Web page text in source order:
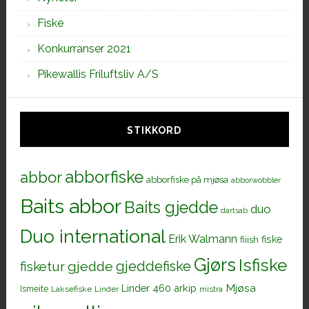
Fiske
Konkurranser 2021
Pikewallis Friluftsliv A/S
STIKKORD
abborabborfiske abborfiske på mjøsa abborwobbler
Baits abbor Baits gjedde dartsab duo
Duo international Erik Walmann fiiish fiske
fisketurgjedde gjeddefiske Gjørs Isfiske
Ismeite Laksefiske Linder Linder 460 arkip mistra Mjøsa